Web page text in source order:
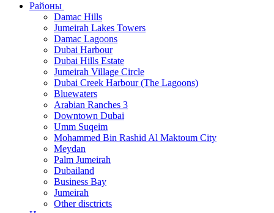
Районы
Damac Hills
Jumeirah Lakes Towers
Damac Lagoons
Dubai Harbour
Dubai Hills Estate
Jumeirah Village Circle
Dubai Creek Harbour (The Lagoons)
Bluewaters
Arabian Ranches 3
Downtown Dubai
Umm Suqeim
Mohammed Bin Rashid Al Maktoum City
Meydan
Palm Jumeirah
Dubailand
Business Bay
Jumeirah
Other disctricts